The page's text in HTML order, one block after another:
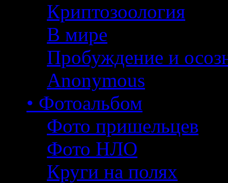
Криптозоология
В мире
Пробуждение и
Anonymous
• Фотоальбом
Фото пришельцев
Фото НЛО
Круги на полях